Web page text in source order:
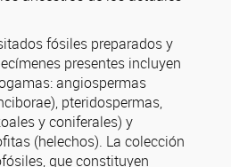
fósiles preparados y
presentes incluyen
angiospermas
pteridospermas,
y coniferales) y
(helechos). La colección
que constituyen